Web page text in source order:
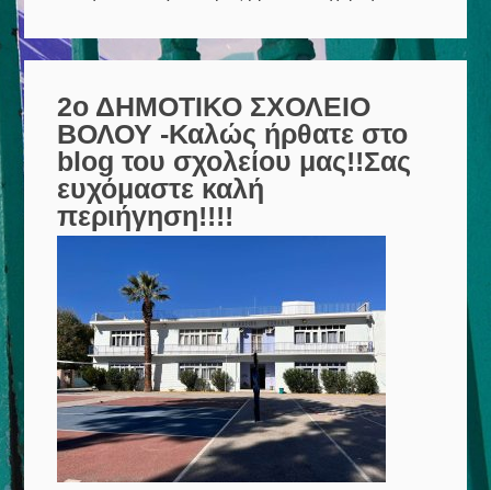
2ο ΔΗΜΟΤΙΚΟ ΣΧΟΛΕΙΟ
ΒΟΛΟΥ -Καλώς ήρθατε στο
blog του σχολείου μας!!Σας
ευχόμαστε καλή
περιήγηση!!!!